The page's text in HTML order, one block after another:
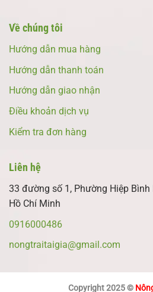
Về chúng tôi
Hướng dẫn mua hàng
Hướng dẫn thanh toán
Hướng dẫn giao nhận
Điều khoản dịch vụ
Kiểm tra đơn hàng
Liên hệ
33 đường số 1, Phường Hiệp
Hồ Chí Minh
0916000486
nongtraitaigia@gmail.com
Copyright 2025 ©